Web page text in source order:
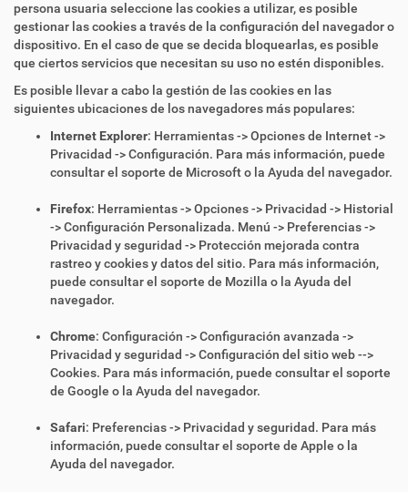
persona usuaria seleccione las cookies a utilizar, es posible
gestionar las cookies a través de la configuración del navegador o
dispositivo. En el caso de que se decida bloquearlas, es posible
que ciertos servicios que necesitan su uso no estén disponibles.
Es posible llevar a cabo la gestión de las cookies en las
siguientes ubicaciones de los navegadores más populares:
Internet Explorer: Herramientas -> Opciones de Internet ->
Privacidad -> Configuración. Para más información, puede
consultar el soporte de Microsoft o la Ayuda del navegador.
Firefox: Herramientas -> Opciones -> Privacidad -> Historial
-> Configuración Personalizada. Menú -> Preferencias ->
Privacidad y seguridad -> Protección mejorada contra
rastreo y cookies y datos del sitio. Para más información,
puede consultar el soporte de Mozilla o la Ayuda del
navegador.
Chrome: Configuración -> Configuración avanzada ->
Privacidad y seguridad -> Configuración del sitio web -->
Cookies. Para más información, puede consultar el soporte
de Google o la Ayuda del navegador.
Safari: Preferencias -> Privacidad y seguridad. Para más
información, puede consultar el soporte de Apple o la
Ayuda del navegador.